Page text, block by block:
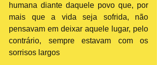
humana diante daquele povo que, por
mais que a vida seja sofrida, não
pensavam em deixar aquele lugar, pelo
contrário, sempre estavam com os
sorrisos largos